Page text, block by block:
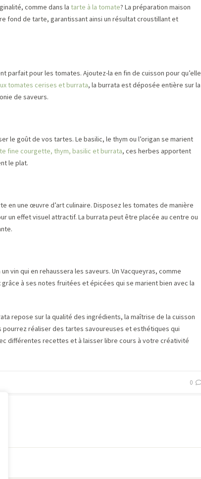
comme dans la tarte à la tomate? La préparation maison
fond de tarte, garantissant ainsi un résultat croustillant et
parfait pour les tomates. Ajoutez-la en fin de cuisson pour qu’elle
tomates cerises et burrata, la burrata est déposée entière sur la
de saveurs.
le goût de vos tartes. Le basilic, le thym ou l’origan se marient
fine courgette, thym, basilic et burrata, ces herbes apportent
le plat.
en une œuvre d’art culinaire. Disposez les tomates de manière
un effet visuel attractif. La burrata peut être placée au centre ou
vin qui en rehaussera les saveurs. Un Vacqueyras, comme
grâce à ses notes fruitées et épicées qui se marient bien avec la
repose sur la qualité des ingrédients, la maîtrise de la cuisson
pourrez réaliser des tartes savoureuses et esthétiques qui
différentes recettes et à laisser libre cours à votre créativité
0